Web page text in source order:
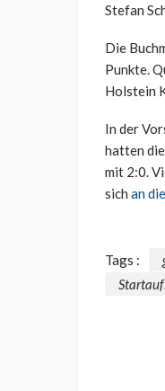
Stefan
Die
Punkte.
Holstein
In der
hatten
mit 2:0.
sich an
Tags :